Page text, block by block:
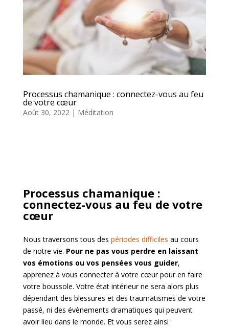
Processus chamanique : connectez-vous au feu
de votre cœur
Août 30, 2022| Méditation
Processus chamanique :
connectez-vous au feu de votre
cœur
Nous traversons tous des périodes difficiles au cours
de notre vie. Pour ne pas vous perdre en laissant
vos émotions ou vos pensées vous guider,
apprenez à vous connecter à votre cœur pour en faire
votre boussole. Votre état intérieur ne sera alors plus
dépendant des blessures et des traumatismes de votre
passé, ni des évènements dramatiques qui peuvent
avoir lieu dans le monde. Et vous serez ainsi